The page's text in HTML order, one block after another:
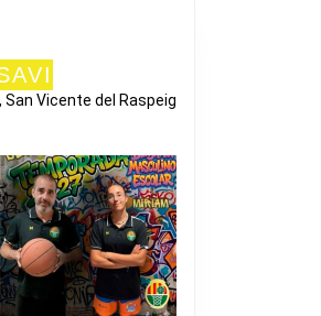
San Vicente del Raspeig